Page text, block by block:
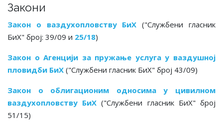
Закони
Закон о ваздухопловству БиХ ("Службени гласник
БиХ" број: 39/09 и 25/18)
Закон о Агенцији за пружање услуга у ваздушној
пловидби БиХ ("Службени гласник БиХ" број 43/09)
Закон о облигационим односима у цивилном
ваздухопловству БиХ ("Службени гласник БиХ" број
51/15)